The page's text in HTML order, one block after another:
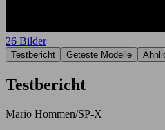
26 Bilder
Testbericht Geteste Modelle
Testbericht
Mario Hommen/SP-X